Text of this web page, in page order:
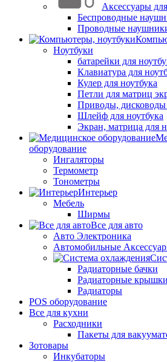
Аксессуары
Беспроводные
Проводные
Ноутбуки
батарейки для
Клавиатура для
Кулер для ноутбука
Петли для матриц
Приводы, дисководы
Шлейф для ноутбука
Экран, матрица для
оборудование
Ингаляторы
Термометр
Тонометры
Интерьер
Мебель
Ширмы
Все для авто
Авто Электроника
Автомобильные
Радиаторные бачки
Радиаторные крышки
Радиаторы
POS оборудование
Все для кухни
Расходники
Пакеты для
Зотовары
Инкубаторы